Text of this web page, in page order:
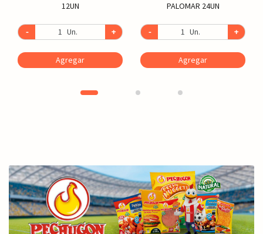
12UN
- Un. +
Agregar
PALOMAR 24UN
- Un. +
Agregar